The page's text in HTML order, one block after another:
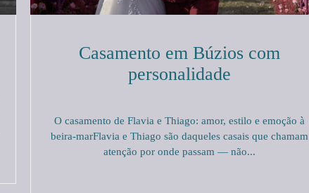
Casamento em Búzios com
personalidade
O casamento de Flavia e Thiago: amor, estilo e emoção à
beira-marFlavia e Thiago são daqueles casais que chamam
atenção por onde passam — não...